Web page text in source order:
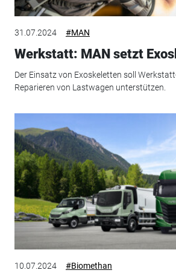
31.07.2024 #MAN
Werkstatt: MAN setzt
Der Einsatz von Exoskeletten soll
Reparieren von Lastwagen unterstützen.
10.07.2024 #Biomethan